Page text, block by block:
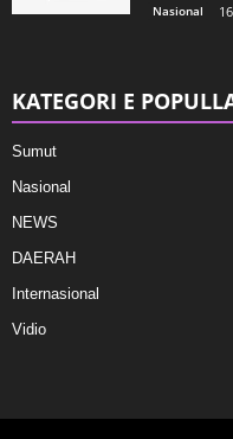
Nasional
KATEGORI E
Sumut
Nasional
NEWS
DAERAH
Internasional
Vidio